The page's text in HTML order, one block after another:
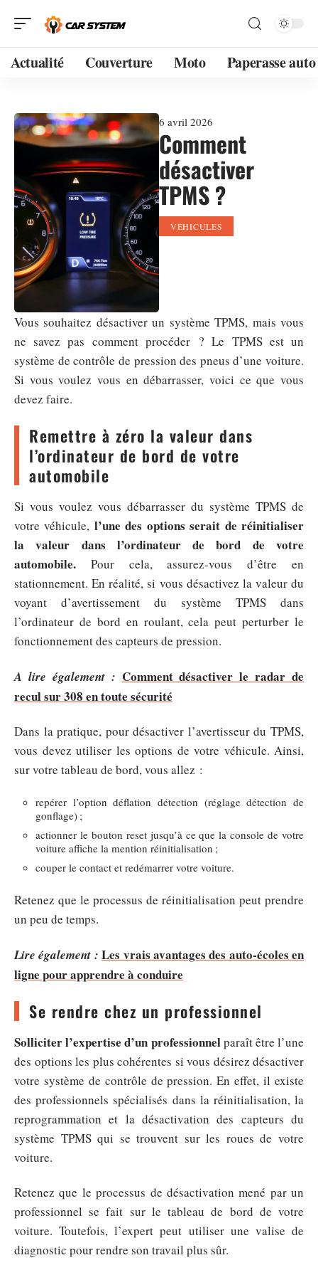
Actualité Couverture Moto Paperasse auto
6 avril 2026
Comment
désactiver
TPMS ?
VÉHICULES
Vous souhaitez désactiver un système TPMS, mais vous
ne savez pas comment procéder ? Le TPMS est un
système de contrôle de pression des pneus d’une voiture.
Si vous voulez vous en débarrasser, voici ce que vous
devez faire.
Remettre à zéro la valeur dans
l’ordinateur de bord de votre
automobile
Si vous voulez vous débarrasser du système TPMS de
votre véhicule, l’une des options serait de réinitialiser
la valeur dans l’ordinateur de bord de votre
automobile. Pour cela, assurez-vous d’être en
stationnement. En réalité, si vous désactivez la valeur du
voyant d’avertissement du système TPMS dans
l’ordinateur de bord en roulant, cela peut perturber le
fonctionnement des capteurs de pression.
A lire également : Comment désactiver le radar de
recul sur 308 en toute sécurité
Dans la pratique, pour désactiver l’avertisseur du TPMS,
vous devez utiliser les options de votre véhicule. Ainsi,
sur votre tableau de bord, vous allez :
repérer l’option déflation détection (réglage détection de
gonflage) ;
actionner le bouton reset jusqu’à ce que la console de votre
voiture affiche la mention réinitialisation ;
couper le contact et redémarrer votre voiture.
Retenez que le processus de réinitialisation peut prendre
un peu de temps.
Lire également : Les vrais avantages des auto-écoles en
ligne pour apprendre à conduire
Se rendre chez un professionnel
Solliciter l’expertise d’un professionnelparaît être l’une
des options les plus cohérentes si vous désirez désactiver
votre système de contrôle de pression. En effet, il existe
des professionnels spécialisés dans la réinitialisation, la
reprogrammation et la désactivation des capteurs du
système TPMS qui se trouvent sur les roues de votre
voiture.
Retenez que le processus de désactivation mené par un
professionnel se fait sur le tableau de bord de votre
voiture. Toutefois, l’expert peut utiliser une valise de
diagnostic pour rendre son travail plus sûr.